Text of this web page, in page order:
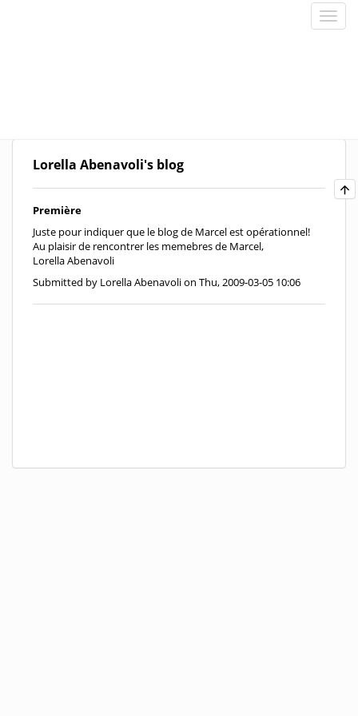
Lorella Abenavoli's blog
Première
Juste pour indiquer que le blog de Marcel est opérationnel!
Au plaisir de rencontrer les memebres de Marcel,
Lorella Abenavoli
Submitted by Lorella Abenavoli on Thu, 2009-03-05 10:06